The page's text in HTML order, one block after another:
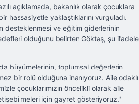
açıklamada, bakanlık olarak çocuklara
hassasiyetle yaklaştıklarını vurguladı.
desteklenmesi ve eğitim giderlerinin
olduğunu belirten Göktaş, şu
büyümelerinin, toplumsal değerlerin
bir rolü olduğuna inanıyoruz. Aile odaklı
çocuklarımızın öncelikli olarak aile
için gayret gösteriyoruz."